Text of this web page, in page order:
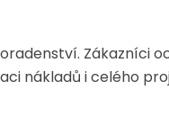
Zákazníci
nákladů i celého